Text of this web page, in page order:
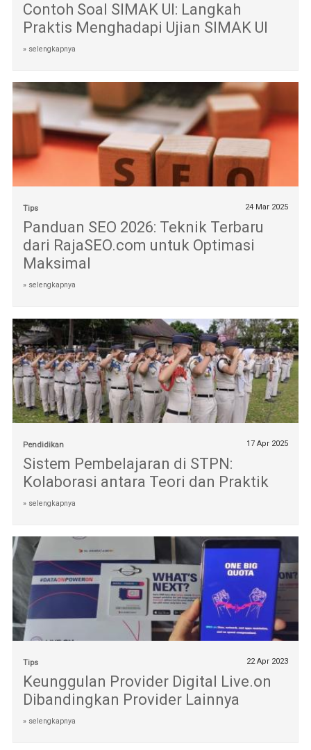
Contoh Soal SIMAK UI: Langkah
Praktis Menghadapi Ujian SIMAK UI
» selengkapnya
Tips 24 Mar 2025
Panduan SEO 2026: Teknik Terbaru
dari RajaSEO.com untuk Optimasi
Maksimal
» selengkapnya
Pendidikan 17 Apr 2025
Sistem Pembelajaran di STPN:
Kolaborasi antara Teori dan Praktik
» selengkapnya
Tips 22 Apr 2023
Keunggulan Provider Digital Live.on
Dibandingkan Provider Lainnya
» selengkapnya